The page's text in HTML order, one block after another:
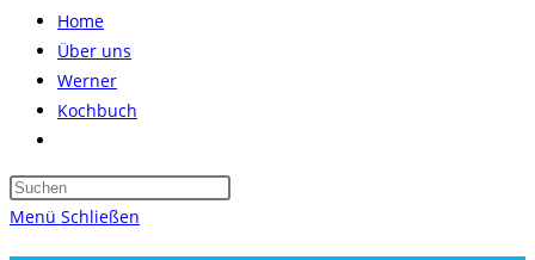
Home
Über uns
Werner
Kochbuch
umschalten
Press
Menü Schließen